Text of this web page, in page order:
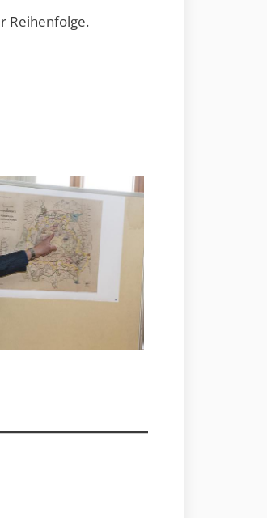
Reihenfolge.